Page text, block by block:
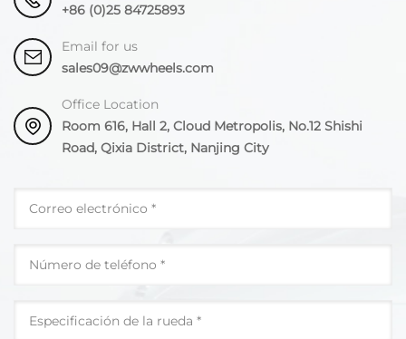
+86 (0)25 84725893
Email for us
sales09@zwwheels.com
Office Location
Room 616, Hall 2, Cloud Metropolis, No.12 Shishi
Road, Qixia District, Nanjing City